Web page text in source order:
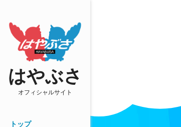
はやぶさ
オフィシャルサイト
トップ